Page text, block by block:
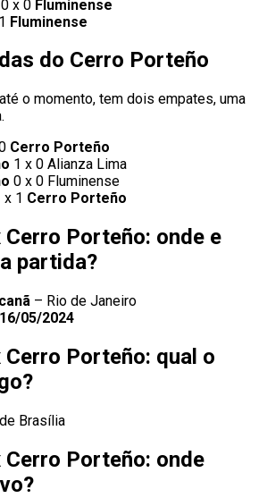
x 0 Fluminense
Fluminense
do Cerro Porteño
o momento, tem dois empates, uma
Cerro Porteño
1 x 0 Alianza Lima
0 x 0 Fluminense
1 Cerro Porteño
Cerro Porteño: onde e
partida?
– Rio de Janeiro
16/05/2024
Cerro Porteño: qual o
Brasília
Cerro Porteño: onde